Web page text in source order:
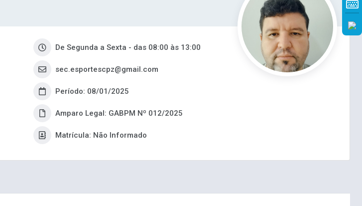
De Segunda a Sexta - das 08:00 às 13:00
sec.esportescpz@gmail.com
Período: 08/01/2025
Amparo Legal: GABPM Nº 012/2025
Matrícula: Não Informado